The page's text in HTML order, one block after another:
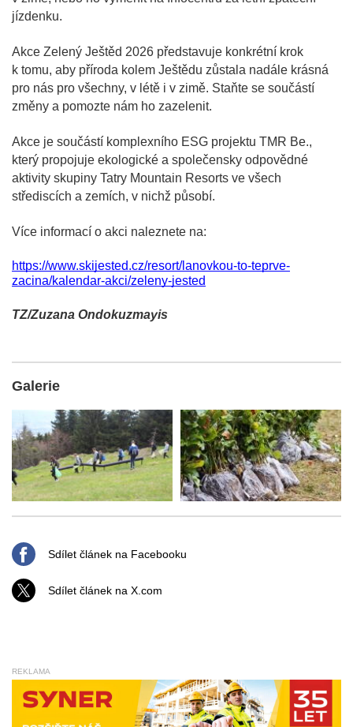
jízdenku.
Akce Zelený Ještěd 2026 představuje konkrétní krok
k tomu, aby příroda kolem Ještědu zůstala nadále krásná
pro nás pro všechny, v létě i v zimě. Staňte se součástí
změny a pomozte nám ho zazelenit.
Akce je součástí komplexního ESG projektu TMR Be.,
který propojuje ekologické a společensky odpovědné
aktivity skupiny Tatry Mountain Resorts ve všech
střediscích a zemích, v nichž působí.
Více informací o akci naleznete na:
https://www.skijested.cz/resort/lanovkou-to-teprve-
zacina/kalendar-akci/zeleny-jested
TZ/Zuzana Ondokuzmayis
Galerie
Sdílet článek na Facebooku
Sdílet článek na X.com
REKLAMA